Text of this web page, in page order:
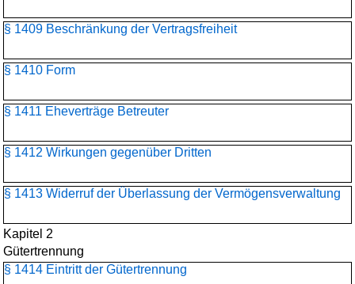
§ 1409 Beschränkung der Vertragsfreiheit
§ 1410 Form
§ 1411 Eheverträge Betreuter
§ 1412 Wirkungen gegenüber Dritten
§ 1413 Widerruf der Überlassung der Vermögensverwaltung
Kapitel 2
Gütertrennung
§ 1414 Eintritt der Gütertrennung